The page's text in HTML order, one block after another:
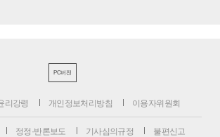
PC버전
리강령 개인정보처리방침 이용자위원회
정정·반론보도 기사심의규정 불편신고